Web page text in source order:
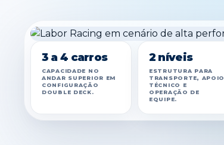
3 a 4 carros
CAPACIDADE NO
ANDAR SUPERIOR EM
CONFIGURAÇÃO
DOUBLE DECK.
2 níveis
ESTRUTURA PARA
TRANSPORTE, APOIO
TÉCNICO E
OPERAÇÃO DE
EQUIPE.